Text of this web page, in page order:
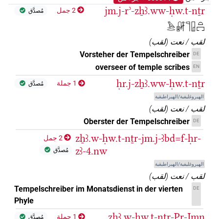
jm.j-rʾ-zẖꜣ.ww-ḥw.t-nṯr
𓅓𓂋𓏞𓊹𓉗𓏏𓉐
2 جمل مُصدَّق
لقب / نعت (لقب)
DE
Vorsteher der Tempelschreiber
EN
overseer of temple scribes
ḥr.j-zẖꜣ.ww-ḥw.t-nṯr
الهيروغليفية/الهيراطيقية
1 جملة مُصدَّق
لقب / نعت (لقب)
DE
Oberster der Tempelschreiber
zẖꜣ.w-ḥw.t-nṯr-jm.j-ꜣbd=f-ḥr-
zꜣ-4.nw
الهيروغليفية/الهيراطيقية
2 جمل
مُصدَّق
لقب / نعت (لقب)
DE
Tempelschreiber im Monatsdienst in der vierten
Phyle
1 جملة مُصدَّق